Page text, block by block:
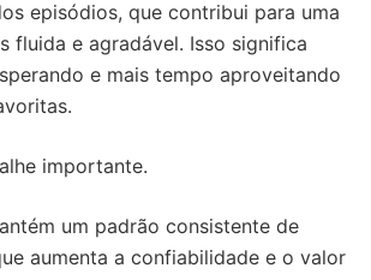
episódios, que contribui para uma
fluida e agradável. Isso significa
e mais tempo aproveitando
importante.
um padrão consistente de
aumenta a confiabilidade e o valor